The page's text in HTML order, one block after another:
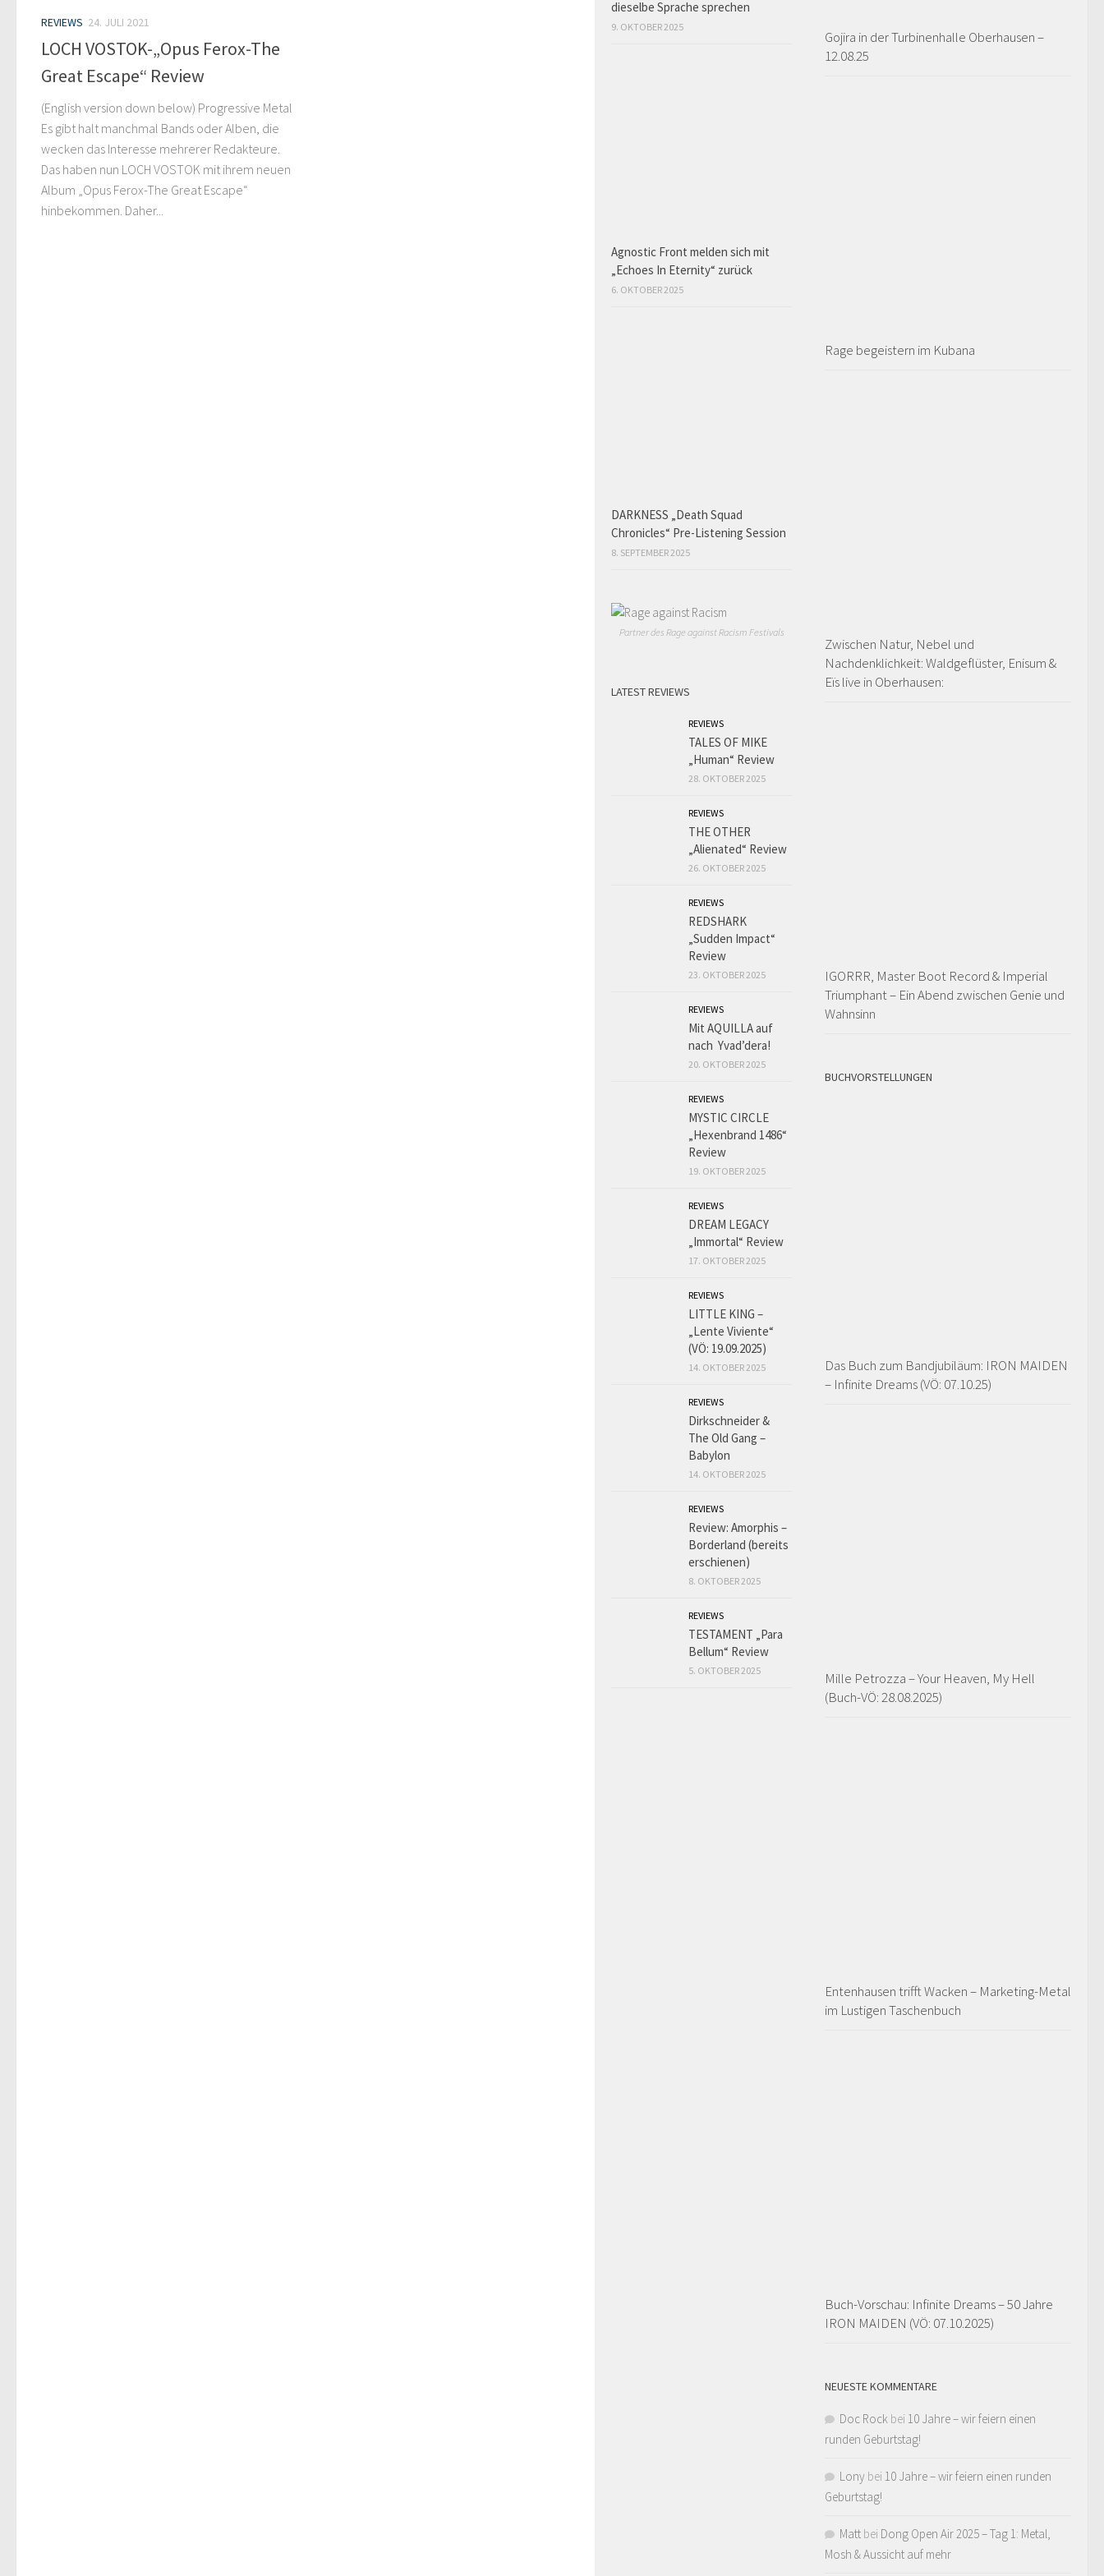
REVIEWS 24. JULI 2021
LOCH VOSTOK-„Opus Ferox-The
Great Escape“ Review
(English version down below) Progressive Metal
Es gibt halt manchmal Bands oder Alben, die
wecken das Interesse mehrerer Redakteure.
Das haben nun LOCH VOSTOK mit ihrem neuen
Album „Opus Ferox-The Great Escape“
hinbekommen. Daher...
Gojira in der Turbinenhalle Oberhausen –
12.08.25
Rage begeistern im Kubana
Zwischen Natur, Nebel und
Nachdenklichkeit: Waldgeflüster, Enisum &
Eïs live in Oberhausen:
IGORRR, Master Boot Record & Imperial
Triumphant – Ein Abend zwischen Genie und
Wahnsinn
BUCHVORSTELLUNGEN
Das Buch zum Bandjubiläum: IRON MAIDEN
– Infinite Dreams (VÖ: 07.10.25)
Mille Petrozza – Your Heaven, My Hell
(Buch-VÖ: 28.08.2025)
Entenhausen trifft Wacken – Marketing-Metal
im Lustigen Taschenbuch
Buch-Vorschau: Infinite Dreams – 50 Jahre
IRON MAIDEN (VÖ: 07.10.2025)
NEUESTE KOMMENTARE
Doc Rock bei 10 Jahre – wir feiern einen
runden Geburtstag!
Lony bei 10 Jahre – wir feiern einen runden
Geburtstag!
Matt bei Dong Open Air 2025 – Tag 1: Metal,
Mosh & Aussicht auf mehr
dieselbe Sprache sprechen
9. OKTOBER 2025
Agnostic Front melden sich mit
„Echoes In Eternity“ zurück
6. OKTOBER 2025
DARKNESS „Death Squad
Chronicles“ Pre-Listening Session
8. SEPTEMBER 2025
Partner des Rage against Racism Festivals
LATEST REVIEWS
REVIEWS
TALES OF MIKE
„Human“ Review
28. OKTOBER 2025
REVIEWS
THE OTHER
„Alienated“ Review
26. OKTOBER 2025
REVIEWS
REDSHARK
„Sudden Impact“
Review
23. OKTOBER 2025
REVIEWS
Mit AQUILLA auf
nach Yvad’dera!
20. OKTOBER 2025
REVIEWS
MYSTIC CIRCLE
„Hexenbrand 1486“
Review
19. OKTOBER 2025
REVIEWS
DREAM LEGACY
„Immortal“ Review
17. OKTOBER 2025
REVIEWS
LITTLE KING –
„Lente Viviente“
(VÖ: 19.09.2025)
14. OKTOBER 2025
REVIEWS
Dirkschneider &
The Old Gang –
Babylon
14. OKTOBER 2025
REVIEWS
Review: Amorphis –
Borderland (bereits
erschienen)
8. OKTOBER 2025
REVIEWS
TESTAMENT „Para
Bellum“ Review
5. OKTOBER 2025